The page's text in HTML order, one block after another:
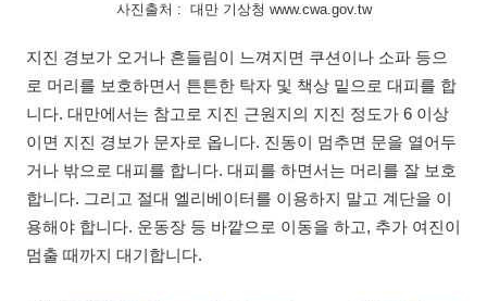
사진출처 : 대만 기상청 www.cwa.gov.tw
지진 경보가 오거나 흔들림이 느껴지면 쿠션이나 소파 등으
로 머리를 보호하면서 튼튼한 탁자 및 책상 밑으로 대피를 합
니다. 대만에서는 참고로 지진 근원지의 지진 정도가 6 이상
이면 지진 경보가 문자로 옵니다. 진동이 멈추면 문을 열어두
거나 밖으로 대피를 합니다. 대피를 하면서는 머리를 잘 보호
합니다. 그리고 절대 엘리베이터를 이용하지 말고 계단을 이
용해야 합니다. 운동장 등 바깥으로 이동을 하고, 추가 여진이
멈출 때까지 대기합니다.